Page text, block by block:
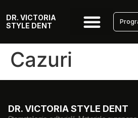
DR. VICTORIA
STYLE DENT
Cazuri
DR. VICTORIA STYLE DENT